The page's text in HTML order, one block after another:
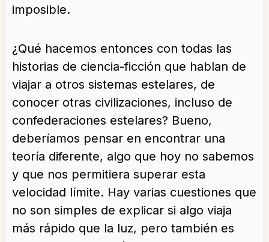
imposible.
¿Qué hacemos entonces con todas las
historias de ciencia-ficción que hablan de
viajar a otros sistemas estelares, de
conocer otras civilizaciones, incluso de
confederaciones estelares? Bueno,
deberíamos pensar en encontrar una
teoría diferente, algo que hoy no sabemos
y que nos permitiera superar esta
velocidad límite. Hay varias cuestiones que
no son simples de explicar si algo viaja
más rápido que la luz, pero también es